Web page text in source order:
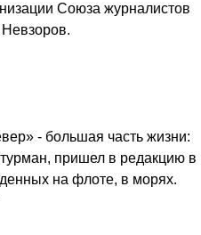
Союза журналистов
- большая часть жизни:
пришел в редакцию в
на флоте, в морях.